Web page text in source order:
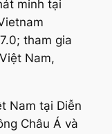
minh tại
tham gia
Nam,
Nam tại Diễn
Châu Á và